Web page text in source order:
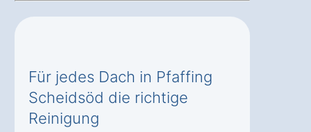
Für jedes Dach in Pfaffing
Scheidsöd die richtige
Reinigung